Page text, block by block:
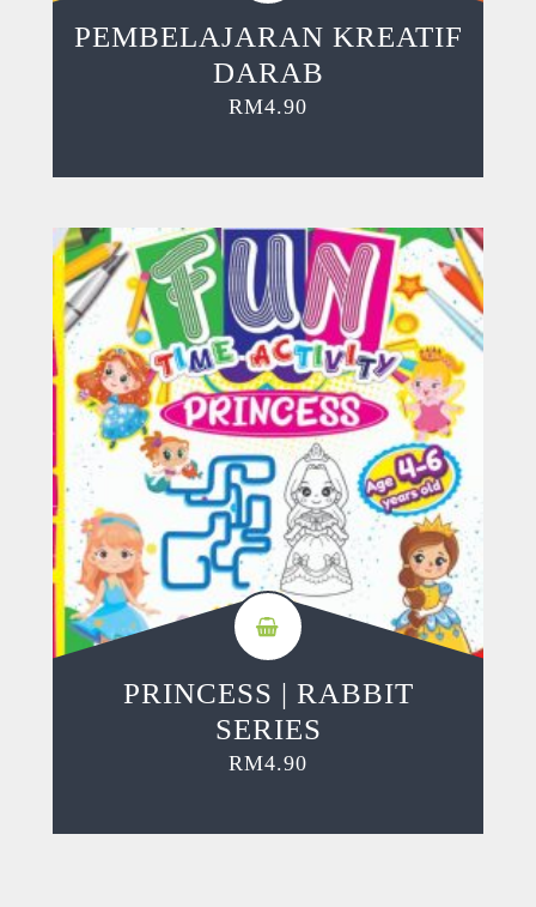
PEMBELAJARAN KREATIF
DARAB
RM4.90
PRINCESS | RABBIT
SERIES
RM4.90